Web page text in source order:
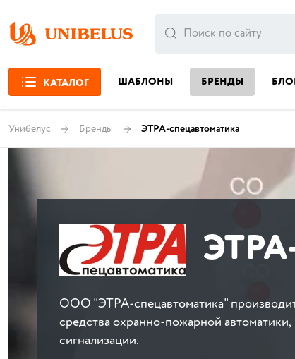
КАТАЛОГ ШАБЛОНЫ БРЕНДЫ
Унибелус Бренды ЭТРА-спецавтоматика
ООО "ЭТРА-спецавтоматика"
средства охранно-пожарной автоматики,
сигнализации.